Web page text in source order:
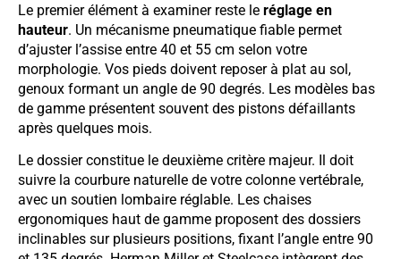
Le premier élément à examiner reste le réglage en
hauteur. Un mécanisme pneumatique fiable permet
d’ajuster l’assise entre 40 et 55 cm selon votre
morphologie. Vos pieds doivent reposer à plat au sol,
genoux formant un angle de 90 degrés. Les modèles bas
de gamme présentent souvent des pistons défaillants
après quelques mois.
Le dossier constitue le deuxième critère majeur. Il doit
suivre la courbure naturelle de votre colonne vertébrale,
avec un soutien lombaire réglable. Les chaises
ergonomiques haut de gamme proposent des dossiers
inclinables sur plusieurs positions, fixant l’angle entre 90